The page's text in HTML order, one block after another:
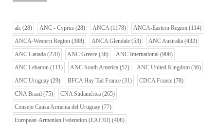
alc (28) ANC - Cyprus (28) ANCA (1178) ANCA-Eastern Region (114)
ANCA-Western Region (388) ANCA Glendale (53) ANC Australia (432)
ANC Canada (270) ANC Greece (36) ANC International (906)
ANC Lebanon (111) ANC South America (52) ANC United Kingdom (56)
ANC Uruguay (29) BFCA Hay Tad France (31) CDCA France (78)
CNA Brasil (75) CNA Sudamérica (265)
Consejo Causa Armenia del Uruguay (77)
European-Armenian Federation (EAFJD) (408)